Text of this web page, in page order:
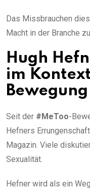
Das Missbrauchen
Macht in der Branche
Hugh
im
Bewegung
Seit der #MeToo-
Hefners
Magazin. Viele
Sexualität.
Hefner wird als ein